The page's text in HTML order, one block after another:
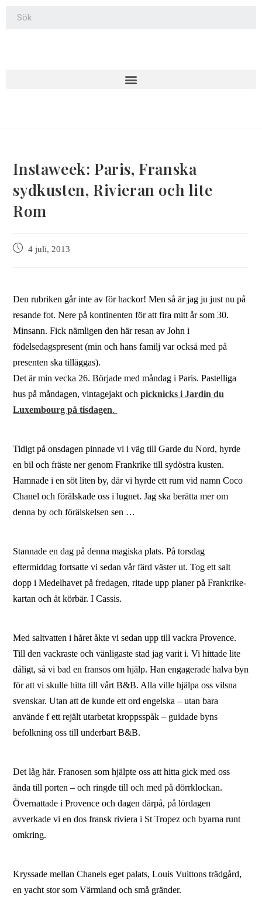
Instaweek: Paris, Franska
sydkusten, Rivieran och lite
Rom
4 juli, 2013
Den rubriken går inte av för hackor! Men så är jag ju just nu på
resande fot. Nere på kontinenten för att fira mitt år som 30.
Minsann. Fick nämligen den här resan av John i
födelsedagspresent (min och hans familj var också med på
presenten ska tilläggas).
Det är min vecka 26. Började med måndag i Paris. Pastelliga
hus på måndagen, vintagejakt ochpicknicks i Jardin du
Luxembourg på tisdagen.
Tidigt på onsdagen pinnade vi i väg till Garde du Nord, hyrde
en bil och fräste ner genom Frankrike till sydöstra kusten.
Hamnade i en söt liten by, där vi hyrde ett rum vid namn Coco
Chanel och förälskade oss i lugnet. Jag ska berätta mer om
denna by och förälskelsen sen …
Stannade en dag på denna magiska plats. På torsdag
eftermiddag fortsatte vi sedan vår färd väster ut. Tog ett salt
dopp i Medelhavet på fredagen, ritade upp planer på Frankrike-
kartan och åt körbär. I Cassis.
Med saltvatten i håret åkte vi sedan upp till vackra Provence.
Till den vackraste och vänligaste stad jag varit i. Vi hittade lite
dåligt, så vi bad en fransos om hjälp. Han engagerade halva byn
för att vi skulle hitta till vårt B&B. Alla ville hjälpa oss vilsna
svenskar. Utan att de kunde ett ord engelska – utan bara
använde f ett rejält utarbetat kroppsspåk – guidade byns
befolkning oss till underbart B&B.
Det låg här. Franosen som hjälpte oss att hitta gick med oss
ända till porten – och ringde till och med på dörrklockan.
Övernattade i Provence och dagen därpå, på lördagen
avverkade vi en dos fransk riviera i St Tropez och byarna runt
omkring.
Kryssade mellan Chanels eget palats, Louis Vuittons trädgård,
en yacht stor som Värmland och små gränder.